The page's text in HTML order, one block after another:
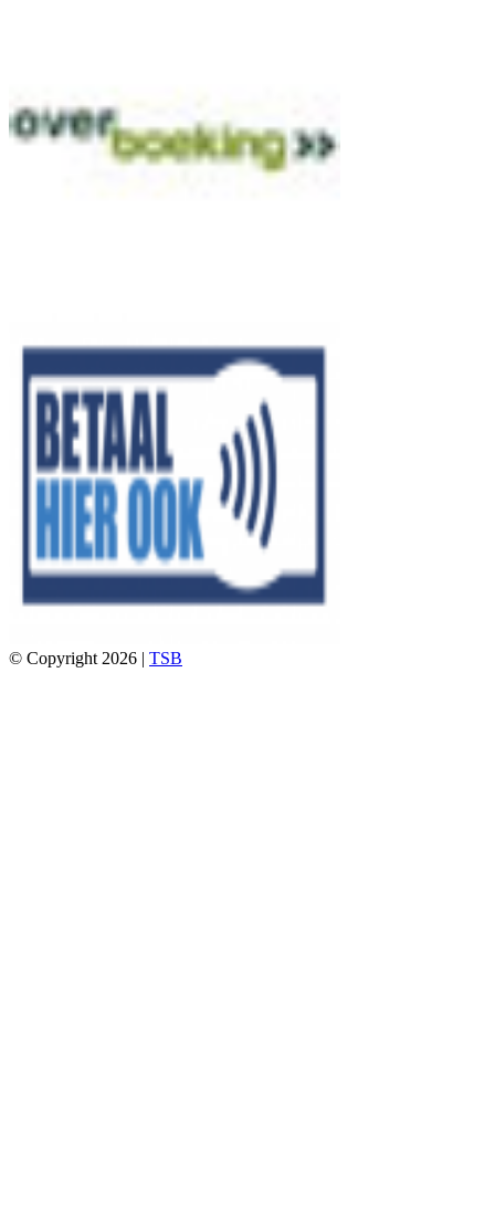
© Copyright 2026 | TSB